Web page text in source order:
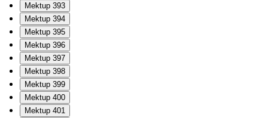
Mektup 393
Mektup 394
Mektup 395
Mektup 396
Mektup 397
Mektup 398
Mektup 399
Mektup 400
Mektup 401